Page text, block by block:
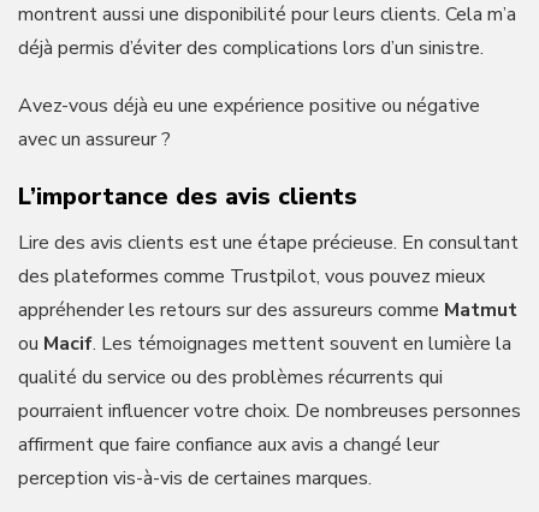
montrent aussi une disponibilité pour leurs clients. Cela m’a
déjà permis d’éviter des complications lors d’un sinistre.
Avez-vous déjà eu une expérience positive ou négative
avec un assureur ?
L’importance des avis clients
Lire des avis clients est une étape précieuse. En consultant
des plateformes comme Trustpilot, vous pouvez mieux
appréhender les retours sur des assureurs comme Matmut
ou Macif. Les témoignages mettent souvent en lumière la
qualité du service ou des problèmes récurrents qui
pourraient influencer votre choix. De nombreuses personnes
affirment que faire confiance aux avis a changé leur
perception vis-à-vis de certaines marques.